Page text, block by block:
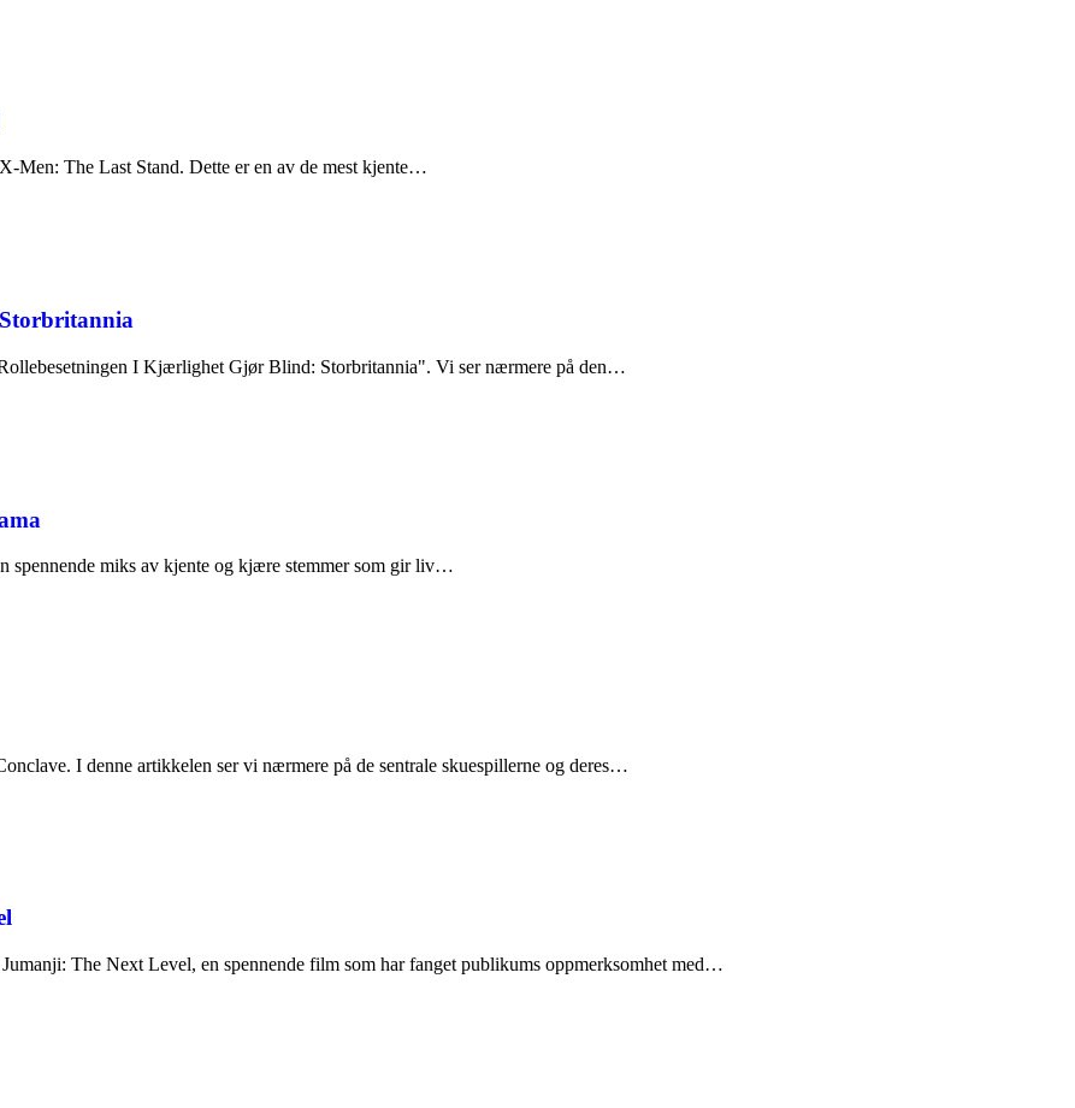
Men: The Last Stand. Dette er en av de mest kjente…
I Kjærlighet Gjør Blind: Storbritannia". Vi ser nærmere på den…
spennende miks av kjente og kjære stemmer som gir liv…
I denne artikkelen ser vi nærmere på de sentrale skuespillerne og deres…
The Next Level, en spennende film som har fanget publikums oppmerksomhet med…